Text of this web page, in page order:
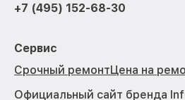
+7 (495) 152-68-30
Сервис
Срочный ремонтЦена на
Официальный сайт бренда